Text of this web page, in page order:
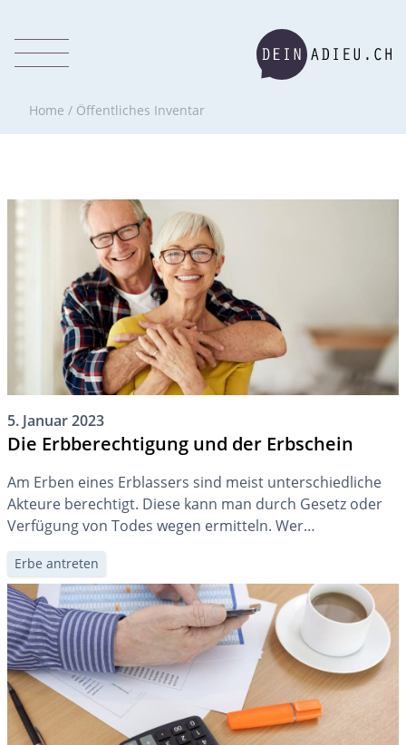
Home / Öffentliches Inventar
5. Januar 2023
Die Erbberechtigung und der Erbschein
Am Erben eines Erblassers sind meist unterschiedliche
Akteure berechtigt. Diese kann man durch Gesetz oder
Verfügung von Todes wegen ermitteln. Wer
nachlassberechtigt ist, hat dies mittels Erbschein zu
beweisen. Wie man diesen erlangt, ist kantonal
unterschiedlich geregelt.
Erbe antreten